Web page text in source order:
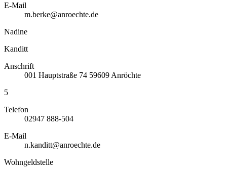
E-Mail
m.berke@anroechte.de
Nadine
Kanditt
Anschrift
001 Hauptstraße 74 59609 Anröchte
5
Telefon
02947 888-504
E-Mail
n.kanditt@anroechte.de
Wohngeldstelle